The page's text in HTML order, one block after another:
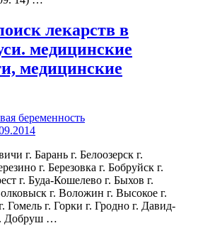
лекарств в
медицинские
медицинские
беременность
г. Барань г. Белоозерск г.
г. Березовка г. Бобруйск г.
г. Буда-Кошелево г. Быхов г.
г. Воложин г. Высокое г.
Гомель г. Горки г. Гродно г. Давид-
Добруш …